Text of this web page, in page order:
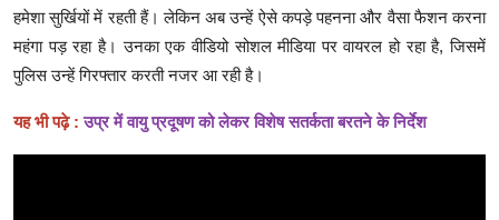
हमेशा सुर्खियों में रहती हैं। लेकिन अब उन्हें ऐसे कपड़े पहनना और वैसा फैशन करना
महंगा पड़ रहा है। उनका एक वीडियो सोशल मीडिया पर वायरल हो रहा है, जिसमें
पुलिस उन्हें गिरफ्तार करती नजर आ रही है।
यह भी पढ़े : उप्र में वायु प्रदूषण को लेकर विशेष सतर्कता बरतने के निर्देश